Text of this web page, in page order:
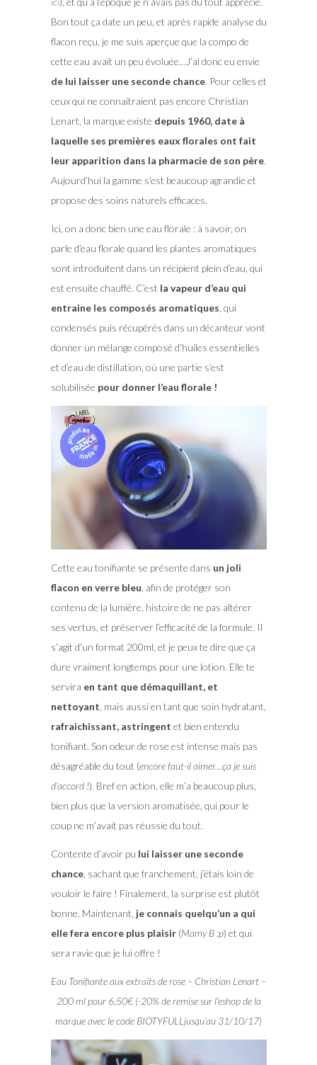
Bon tout ça date un peu, et après rapide analyse du
flacon reçu, je me suis aperçue que la compo de
cette eau avait un peu évoluée…J’ai donc eu envie
de lui laisser une seconde chance. Pour celles et
ceux qui ne connaitraient pas encore Christian
Lenart, la marque existe depuis 1960, date à
laquelle ses premières eaux florales ont fait
leur apparition dans la pharmacie de son père.
Aujourd’hui la gamme s’est beaucoup agrandie et
propose des soins naturels efficaces.
Ici, on a donc bien une eau florale : à savoir, on
parle d’eau florale quand les plantes aromatiques
sont introduitent dans un récipient plein d’eau, qui
est ensuite chauffé. C’est la vapeur d’eau qui
entraine les composés aromatiques , qui
condensés puis récupérés dans un décanteur vont
donner un mélange composé d’huiles essentielles
et d’eau de distillation, où une partie s’est
solubilisée pour donner l’eau florale !
Cette eau tonifiante se présente dans un joli
flacon en verre bleu , afin de protéger son
contenu de la lumière, histoire de ne pas altérer
ses vertus, et préserver l’efficacité de la formule. Il
s’agit d’un format 200ml, et je peux te dire que ça
dure vraiment longtemps pour une lotion. Elle te
servira en tant que démaquillant, et
nettoyant , mais aussi en tant que soin hydratant,
rafraichissant, astringent et bien entendu
tonifiant. Son odeur de rose est intense mais pas
désagréable du tout (encore faut-il aimer…ça je suis
d’accord !). Bref en action, elle m’a beaucoup plus,
bien plus que la version aromatisée, qui pour le
coup ne m’avait pas réussie du tout.
Contente d’avoir pu lui laisser une seconde
chance, sachant que franchement, j’étais loin de
vouloir le faire ! Finalement, la surprise est plutôt
bonne. Maintenant, je connais quelqu’un a qui
elle fera encore plus plaisir(Mamy B :p) et qui
sera ravie que je lui offre !
Eau Tonifiante aux extraits de rose – Christian Lenart –
200 ml pour 6,50€ (-20% de remise sur l’eshop de la
marque avec le code BIOTYFULLjusqu’au 31/10/17)